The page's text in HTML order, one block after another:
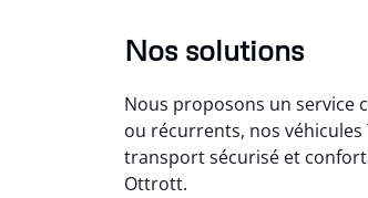
Nos solutions
Nous proposons un service
ou récurrents, nos
transport sécurisé et
Ottrott.